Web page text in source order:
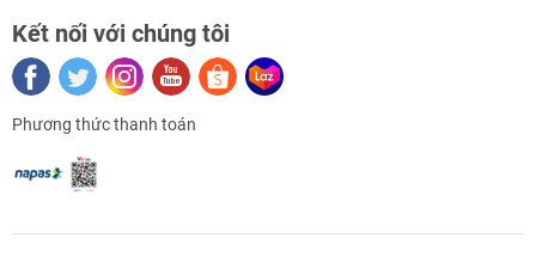
Thông số kỹ thuật Module RF PT2272 315 MHz
Module Phát RF 315Mhz
Chip Mã Hóa: PT2272
Kênh truyền tín hiệu: 4 kênh
Kết nối với chúng tôi
Phương thức thanh toán